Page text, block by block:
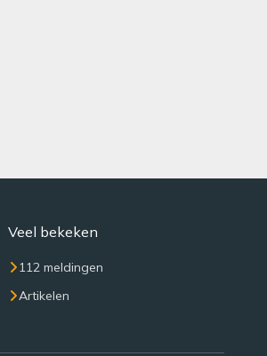
Veel bekeken
112 meldingen
Artikelen